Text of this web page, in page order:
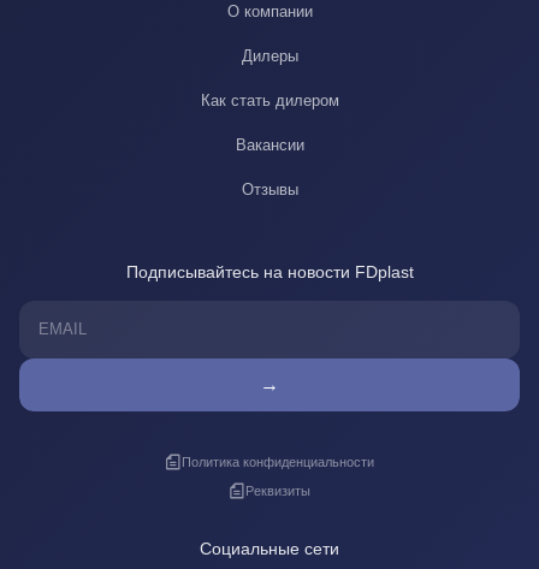
О компании
Дилеры
Как стать дилером
Вакансии
Отзывы
Подписывайтесь на новости FDplast
→
Политика конфиденциальности
Реквизиты
Социальные сети